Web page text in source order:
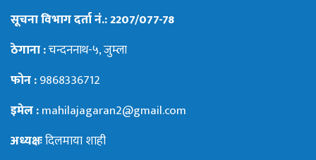
सूचना विभाग दर्ता नं.: 2207/077-78
ठेगाना :चन्दननाथ-५, जुम्ला
फोन :9868336712
इमेल :mahilajagaran2@gmail.com
अध्यक्षःदिलमाया शाही